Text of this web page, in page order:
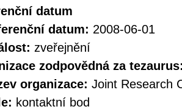
datum
datum: 2008-06-01
zveřejnění
zodpovědná za
organizace: Joint Research
kontaktní bod